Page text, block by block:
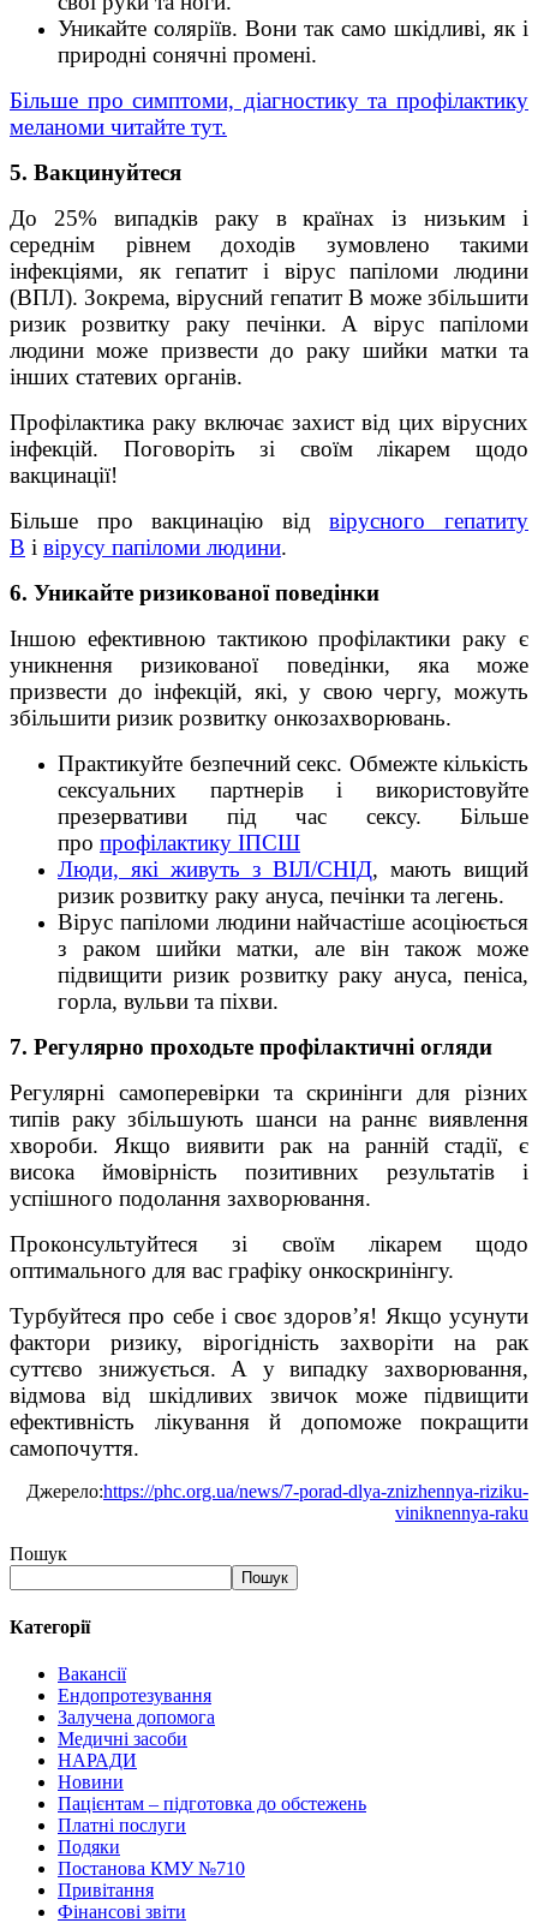
Уникайте соляріїв. Вони так само шкідливі, як і
природні сонячні промені.
Більше про симптоми, діагностику та профілактику
меланоми читайте тут.
5. Вакцинуйтеся
До 25% випадків раку в країнах із низьким і
середнім рівнем доходів зумовлено такими
інфекціями, як гепатит і вірус папіломи людини
(ВПЛ). Зокрема, вірусний гепатит В може збільшити
ризик розвитку раку печінки. А вірус папіломи
людини може призвести до раку шийки матки та
інших статевих органів.
Профілактика раку включає захист від цих вірусних
інфекцій. Поговоріть зі своїм лікарем щодо
вакцинації!
Більше про вакцинацію відвірусного гепатиту
В і вірусу папіломи людини.
6. Уникайте ризикованої поведінки
Іншою ефективною тактикою профілактики раку є
уникнення ризикованої поведінки, яка може
призвести до інфекцій, які, у свою чергу, можуть
збільшити ризик розвитку онкозахворювань.
Практикуйте безпечний секс. Обмежте кількість
сексуальних партнерів і використовуйте
презервативи під час сексу. Більше
про профілактику ІПСШ
Люди, які живуть з ВІЛ/СНІД, мають вищий
ризик розвитку раку ануса, печінки та легень.
Вірус папіломи людини найчастіше асоціюється
з раком шийки матки, але він також може
підвищити ризик розвитку раку ануса, пеніса,
горла, вульви та піхви.
7. Регулярно проходьте профілактичні огляди
Регулярні самоперевірки та скринінги для різних
типів раку збільшують шанси на раннє виявлення
хвороби. Якщо виявити рак на ранній стадії, є
висока ймовірність позитивних результатів і
успішного подолання захворювання.
Проконсультуйтеся зі своїм лікарем щодо
оптимального для вас графіку онкоскринінгу.
Турбуйтеся про себе і своє здоров’я! Якщо усунути
фактори ризику, вірогідність захворіти на рак
суттєво знижується. А у випадку захворювання,
відмова від шкідливих звичок може підвищити
ефективність лікування й допоможе покращити
самопочуття.
Джерело:https://phc.org.ua/news/7-porad-dlya-znizhennya-riziku-
viniknennya-raku
Пошук
Пошук
Категорії
Вакансії
Ендопротезування
Залучена допомога
Медичні засоби
НАРАДИ
Новини
Пацієнтам – підготовка до обстежень
Платні послуги
Подяки
Постанова КМУ №710
Привітання
Фінансові звіти